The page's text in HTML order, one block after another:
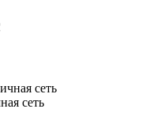
сеть